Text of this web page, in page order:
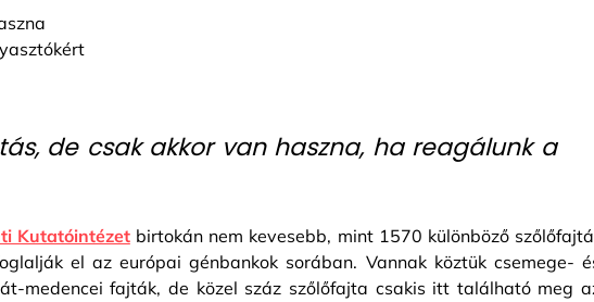
de csak akkor van haszna, ha reagálunk a
Kutatóintézetbirtokán nem kevesebb, mint 1570 különböző
el az európai génbankok sorában. Vannak köztük csemege-
medencei fajták, de közel száz szőlőfajta csakis itt található meg